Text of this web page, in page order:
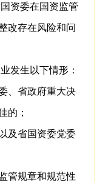
资委在国资监管
改存在风险和问
发生以下情形：
、省政府重大决
的；
及省国资委党委
管规章和规范性